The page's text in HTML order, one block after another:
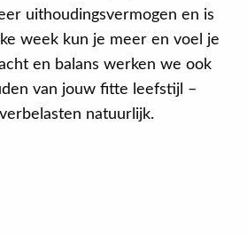
uithoudingsvermogen en is
week kun je meer en voel je
en balans werken we ook
van jouw fitte leefstijl –
natuurlijk.